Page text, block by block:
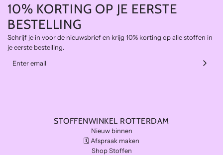
10% KORTING OP JE EERSTE
BESTELLING
Schrijf je in voor de nieuwsbrief en krijg 10% korting op alle stoffen in
je eerste bestelling.
STOFFENWINKEL ROTTERDAM
Nieuw binnen
🗓️ Afspraak maken
Shop Stoffen